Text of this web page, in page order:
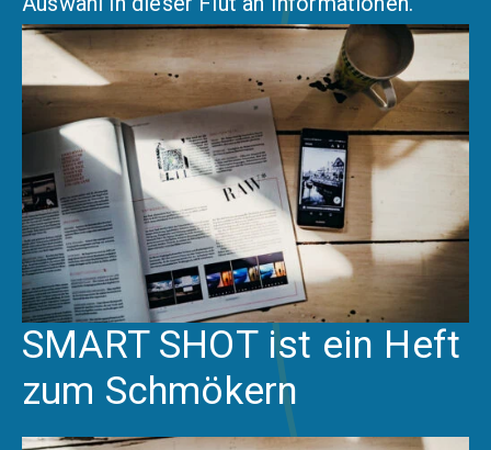
SMART SHOT ist ein Heft
zum Schmökern